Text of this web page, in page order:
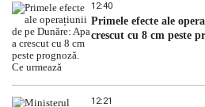
12:40
Primele efecte ale
crescut cu 8 cm peste
12:21